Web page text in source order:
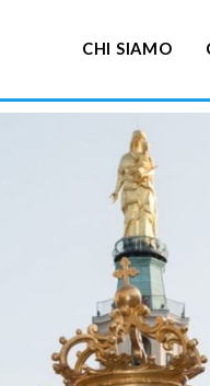
CHI SIAMO